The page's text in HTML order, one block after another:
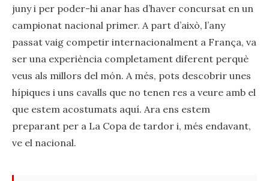
juny i per poder-hi anar has d’haver concursat en un
campionat nacional primer. A part d’això, l’any
passat vaig competir internacionalment a França, va
ser una experiència completament diferent perquè
veus als millors del món. A més, pots descobrir unes
hípiques i uns cavalls que no tenen res a veure amb el
que estem acostumats aquí. Ara ens estem
preparant per a La Copa de tardor i, més endavant,
ve el nacional.